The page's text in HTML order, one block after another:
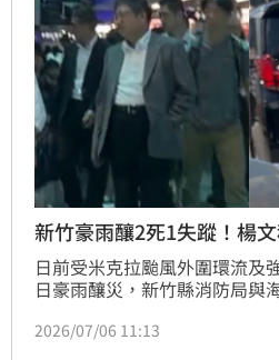
新竹豪雨釀2死1失蹤！楊
日前受米克拉颱風外圍環流及
日豪雨釀災，新竹縣消防局與
黃益中日前發文指出，新竹縣
2026/07/06 11:13